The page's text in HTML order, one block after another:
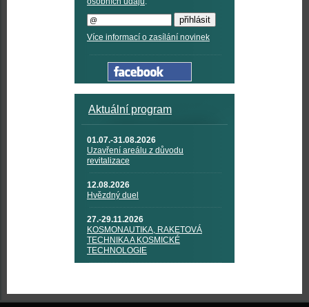
Více informací o zasílání novinek
Aktuální program
01.07.-31.08.2026
Uzavření areálu z důvodu
revitalizace
12.08.2026
Hvězdný duel
27.-29.11.2026
KOSMONAUTIKA, RAKETOVÁ
TECHNIKA A KOSMICKÉ
TECHNOLOGIE